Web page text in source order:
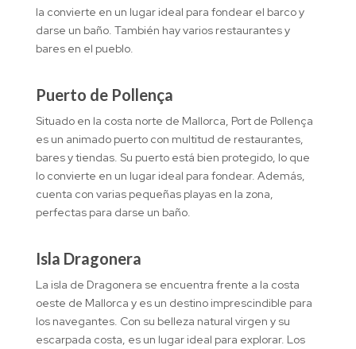
la convierte en un lugar ideal para fondear el barco y
darse un baño. También hay varios restaurantes y
bares en el pueblo.
Puerto de Pollença
Situado en la costa norte de Mallorca, Port de Pollença
es un animado puerto con multitud de restaurantes,
bares y tiendas. Su puerto está bien protegido, lo que
lo convierte en un lugar ideal para fondear. Además,
cuenta con varias pequeñas playas en la zona,
perfectas para darse un baño.
Isla Dragonera
La isla de Dragonera se encuentra frente a la costa
oeste de Mallorca y es un destino imprescindible para
los navegantes. Con su belleza natural virgen y su
escarpada costa, es un lugar ideal para explorar. Los